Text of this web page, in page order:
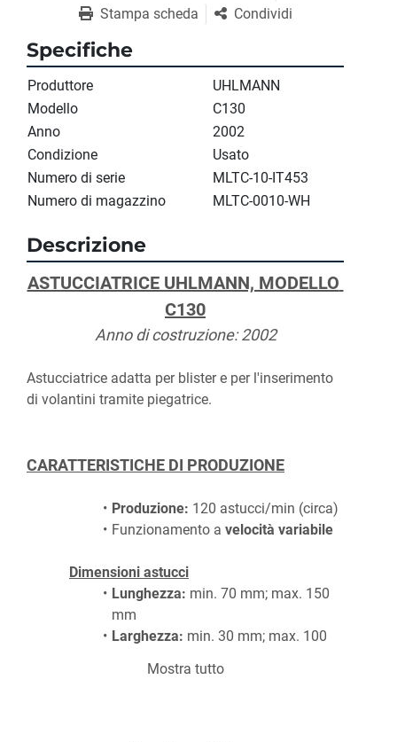
Stampa scheda
Condividi
Specifiche
Produttore
UHLMANN
Modello
C130
Anno
2002
Condizione
Usato
Numero di serie
MLTC-10-IT453
Numero di magazzino
MLTC-0010-WH
Descrizione
ASTUCCIATRICE UHLMANN, MODELLO
C130
Anno di costruzione: 2002
Astucciatrice adatta per blister e per l'inserimento
di volantini tramite piegatrice.
CARATTERISTICHE DI PRODUZIONE
Produzione: 120 astucci/min (circa)
Funzionamento a velocità variabile
Dimensioni astucci
Lunghezza: min. 70 mm; max. 150
mm
Larghezza: min. 30 mm; max. 100
Altezza: min. 15 mm; max. 85 mm
Mostra tutto